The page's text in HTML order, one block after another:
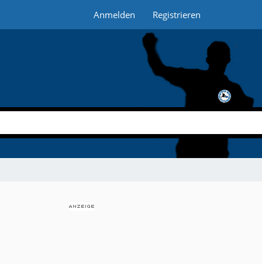
Anmelden Registrieren